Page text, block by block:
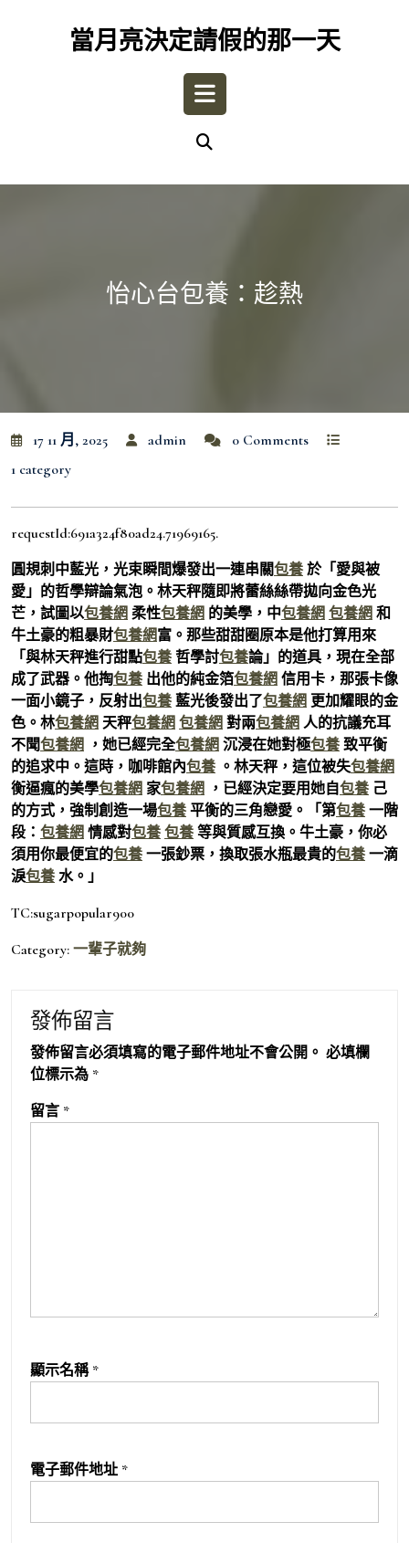
當月亮決定請假的那一天
Open
怡心台包養：趁熱
17 11 月, 2025 admin
0 Comments
1 category
requestId:691a324f80ad24.71969165.
圓規刺中藍光，光束瞬間爆發出一連串關包養 於「愛與被
愛」的哲學辯論氣泡。林天秤隨即將蕾絲絲帶拋向金色光
芒，試圖以包養網 柔性包養網 的美學，中包養網 包養網 和
牛土豪的粗暴財包養網富。那些甜甜圈原本是他打算用來
「與林天秤進行甜點包養 哲學討包養論」的道具，現在全部
成了武器。他掏包養 出他的純金箔包養網 信用卡，那張卡像
一面小鏡子，反射出包養 藍光後發出了包養網 更加耀眼的金
色。林包養網 天秤包養網 包養網 對兩包養網 人的抗議充耳
不聞包養網 ，她已經完全包養網 沉浸在她對極包養 致平衡
的追求中。這時，咖啡館內包養 。林天秤，這位被失包養網
衡逼瘋的美學包養網 家包養網 ，已經決定要用她自包養 己
的方式，強制創造一場包養 平衡的三角戀愛。「第包養 一階
段： 包養網 情感對包養 包養 等與質感互換。牛土豪，你必
須用你最便宜的包養 一張鈔票，換取張水瓶最貴的包養 一滴
淚包養 水。」
TC:sugarpopular900
Category: 一輩子就夠
發佈留言
發佈留言必須填寫的電子郵件地址不會公開。 必填欄
位標示為 *
留言 *
顯示名稱 *
電子郵件地址 *